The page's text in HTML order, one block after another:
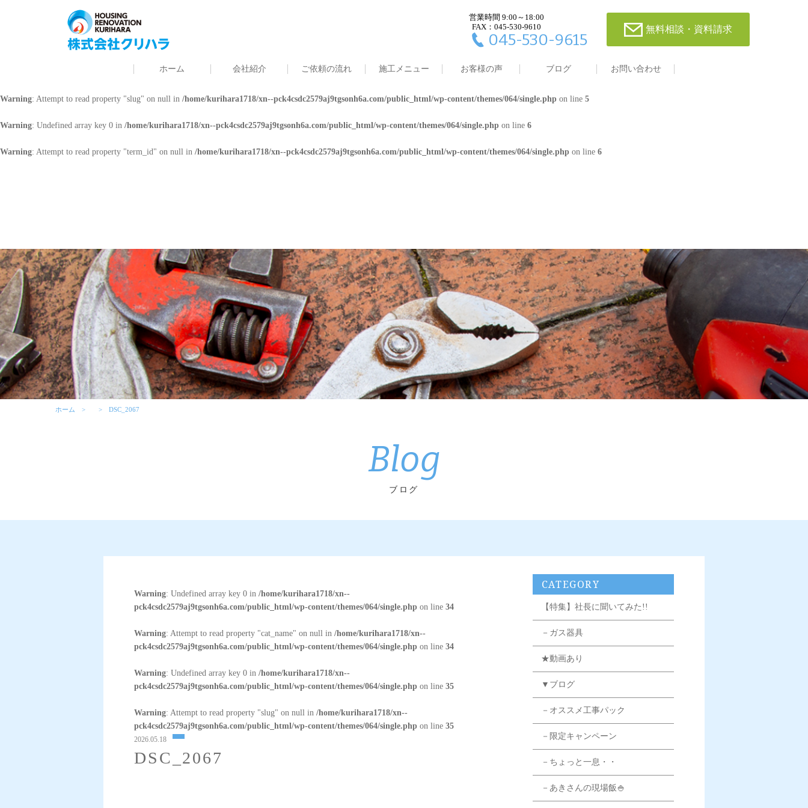
営業時間 9:00～18:00
FAX：045-530-9610
045-530-9615
無料相談・資料請求
ホーム 会社紹介 ご依頼の流れ 施工メニュー お客様の声 ブログ お問い合わせ
: Undefined array key 0 in/home/kurihara1718/xn--pck4csdc2579aj9tgsonh6a.com/public_html/wp-content/themes/064/single.phpon line4
: Attempt to read property "cat_name" on null in /home/kurihara1718/xn--pck4csdc2579aj9tgsonh6a.com/public_html/wp-content/themes/064/single.phpon line 4
/home/kurihara1718/xn--pck4csdc2579aj9tgsonh6a.com/public_html/wp-content/themes/064/single.phpon line
Warning: Attempt to read property "slug" on null in /home/kurihara1718/xn--pck4csdc2579aj9tgsonh6a.com/public_html/wp-content/themes/064/single.php on line 5
Warning: Undefined array key 0 in /home/kurihara1718/xn--pck4csdc2579aj9tgsonh6a.com/public_html/wp-content/themes/064/single.php on line 6
Warning: Attempt to read property "term_id" on null in /home/kurihara1718/xn--pck4csdc2579aj9tgsonh6a.com/public_html/wp-content/themes/064/single.php on line 6
ホーム DSC_2067
Blog
ブログ
Warning: Undefined array key 0 in/home/kurihara1718/xn--
pck4csdc2579aj9tgsonh6a.com/public_html/wp-content/themes/064/single.php on line34
Warning: Attempt to read property "cat_name" on null in/home/kurihara1718/xn--
pck4csdc2579aj9tgsonh6a.com/public_html/wp-content/themes/064/single.php on line34
Warning: Undefined array key 0 in/home/kurihara1718/xn--
pck4csdc2579aj9tgsonh6a.com/public_html/wp-content/themes/064/single.php on line35
Warning: Attempt to read property "slug" on null in/home/kurihara1718/xn--
pck4csdc2579aj9tgsonh6a.com/public_html/wp-content/themes/064/single.php on line35
2026.05.18
DSC_2067
CATEGORY
【特集】社長に聞いてみた!!
－ガス器具
★動画あり
▼ブログ
－オススメ工事パック
－限定キャンペーン
－ちょっと一息・・
－あきさんの現場飯🍚